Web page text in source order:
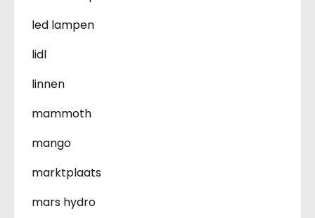
led lampen
lidl
linnen
mammoth
mango
marktplaats
mars hydro